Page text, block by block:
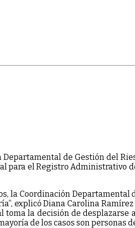
de Gestión del
para el Registro Administrativo
la Coordinación
explicó Diana Carolina
la decisión de
de los casos son personas